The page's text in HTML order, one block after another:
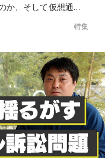
か、そして仮想通…
特集